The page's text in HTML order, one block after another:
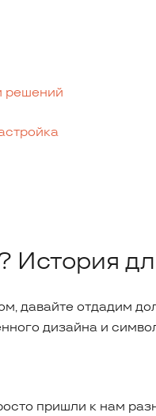
решений
История
давайте отдадим
дизайна и
пришли к нам